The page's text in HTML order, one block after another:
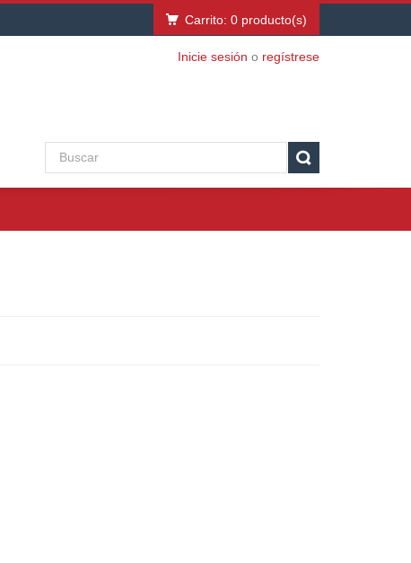
Carrito: 0 producto(s)
Inicie sesión o regístrese